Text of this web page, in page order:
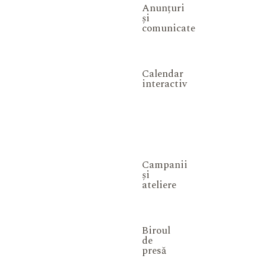
Anunțuri
și
comunicate
Calendar
interactiv
Campanii
și
ateliere
Biroul
de
presă